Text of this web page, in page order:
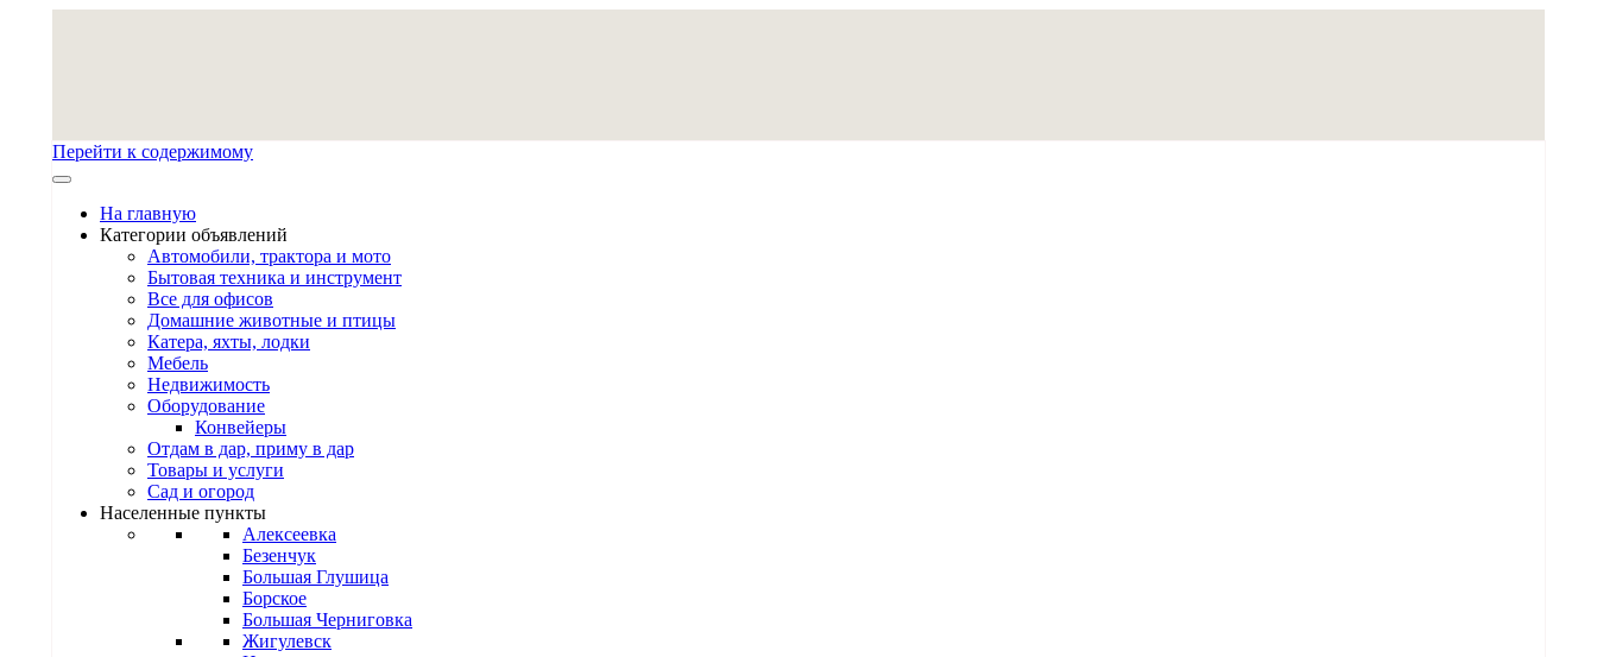
Перейти к содержимому
На главную
Категории объявлений
Автомобили, трактора и мото
Бытовая техника и инструмент
Все для офисов
Домашние животные и птицы
Катера, яхты, лодки
Мебель
Недвижимость
Оборудование
Конвейеры
Отдам в дар, приму в дар
Товары и услуги
Сад и огород
Населенные пункты
Алексеевка
Безенчук
Большая Глушица
Борское
Большая Черниговка
Жигулевск